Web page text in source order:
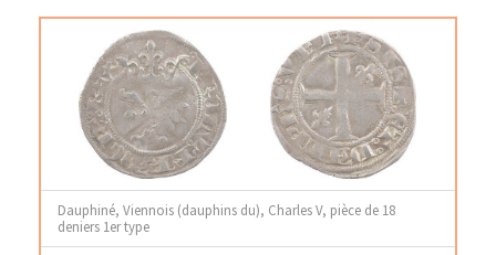
Dauphiné, Viennois (dauphins du), Charles V, pièce de 18
deniers 1er type